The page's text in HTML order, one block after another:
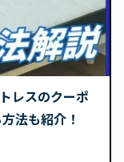
レスのクーポ
法も紹介！